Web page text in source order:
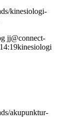
kinesiologi-
jj@connect-
kinesiologi
akupunktur-